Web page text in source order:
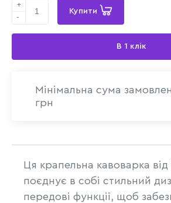
+
-
Купити
В 1 клік
Мінімальна сума
грн
Ця крапельна кавоварка
поєднує в собі стильний
передові функції, щоб